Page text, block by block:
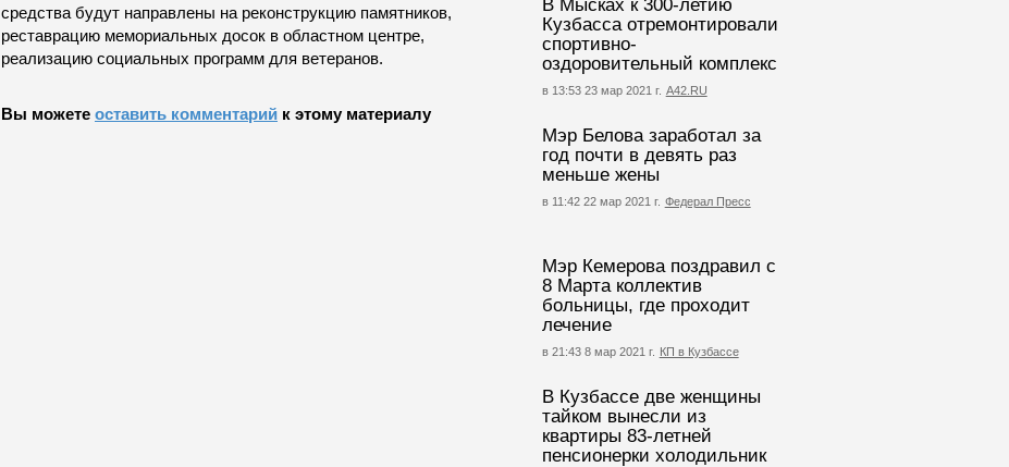
В Мысках к 300-летию
Кузбасса отремонтировали
спортивно-
оздоровительный комплекс
в 13:53 23 мар 2021 г. А42.RU
Мэр Белова заработал за
год почти в девять раз
меньше жены
в 11:42 22 мар 2021 г. Федерал Пресс
Мэр Кемерова поздравил с
8 Марта коллектив
больницы, где проходит
лечение
в 21:43 8 мар 2021 г. КП в Кузбассе
В Кузбассе две женщины
тайком вынесли из
квартиры 83-летней
пенсионерки холодильник
средства будут направлены на реконструкцию памятников,
реставрацию мемориальных досок в областном центре,
реализацию социальных программ для ветеранов.
Вы можете оставить комментарий к этому материалу